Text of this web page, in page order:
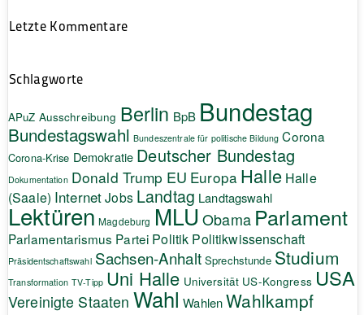
Letzte Kommentare
Schlagworte
APuZ Ausschreibung Berlin BpB Bundestag
Bundestagswahl Bundeszentrale für politische Bildung Corona
Corona-Krise Demokratie Deutscher Bundestag
Dokumentation Donald Trump EU Europa Halle Halle
(Saale) InternetJobs Landtag Landtagswahl
Lektüren Magdeburg MLU Obama Parlament
Parlamentarismus Partei Politik Politikwissenschaft
Präsidentschaftswahl Sachsen-Anhalt Sprechstunde Studium
Transformation TV-Tipp Uni Halle Universität US-Kongress USA
Vereinigte Staaten Wahl Wahlen Wahlkampf